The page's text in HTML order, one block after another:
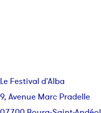
Le Festival d'Alba
9, Avenue Marc Pradelle